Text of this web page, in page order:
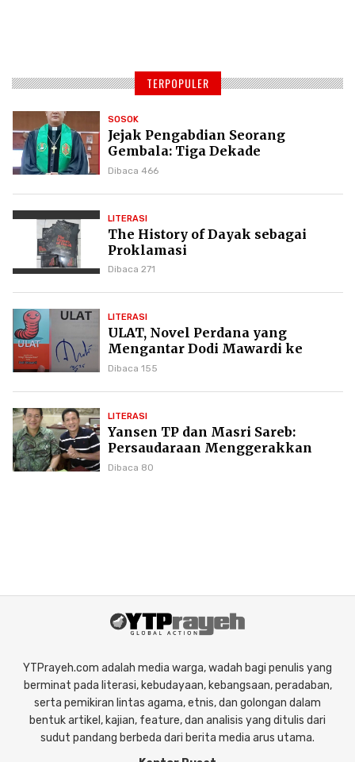
TERPOPULER
SOSOK
Jejak Pengabdian Seorang
Gembala: Tiga Dekade
Kepemimpinan Pdt. Dr. Yulius
Dibaca 466
LITERASI
The History of Dayak sebagai
Proklamasi
Dibaca 271
LITERASI
ULAT, Novel Perdana yang
Mengantar Dodi Mawardi ke
Puncak Karier Kepenulisan
Dibaca 155
LITERASI
Yansen TP dan Masri Sareb:
Persaudaraan Menggerakkan
Literasi Borneo
Dibaca 80
YTPrayeh.com adalah media warga, wadah bagi penulis yang
berminat pada literasi, kebudayaan, kebangsaan, peradaban,
serta pemikiran lintas agama, etnis, dan golongan dalam
bentuk artikel, kajian, feature, dan analisis yang ditulis dari
sudut pandang berbeda dari berita media arus utama.